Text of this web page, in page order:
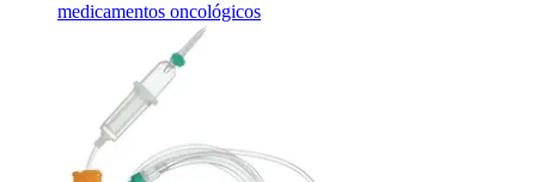
medicamentos oncológicos